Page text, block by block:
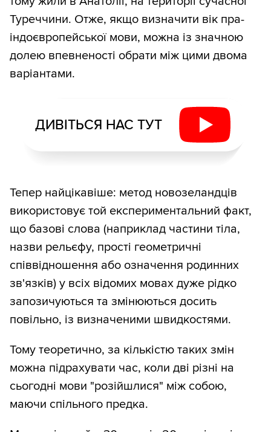
Туреччини. Отже, якщо визначити вік пра-
індоєвропейської мови, можна із значною
долею впевненості обрати між цими двома
варіантами.
ДИВІТЬСЯ НАС ТУТ
Тепер найцікавіше: метод новозеландців
використовує той експериментальний факт,
що базові слова (наприклад частини тіла,
назви рельєфу, прості геометричні
співвідношення або означення родинних
зв'язків) у всіх відомих мовах дуже рідко
запозичуються та змінюються досить
повільно, із визначеними швидкостями.
Тому теоретично, за кількістю таких змін
можна підрахувати час, коли дві різні на
сьогодні мови "розійшлися" між собою,
маючи спільного предка.